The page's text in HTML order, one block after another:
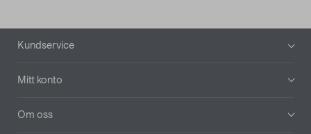
Sidfot
Kundservice
Mitt konto
Om oss